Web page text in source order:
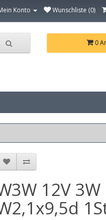
Konto Wunschliste (0)
0
12V 3W